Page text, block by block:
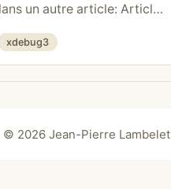
un autre article: Article
pour l’IP utilisée Sur
alias pour l’IP que nous
xdebug3
© 2026 Jean-Pierre Lambelet